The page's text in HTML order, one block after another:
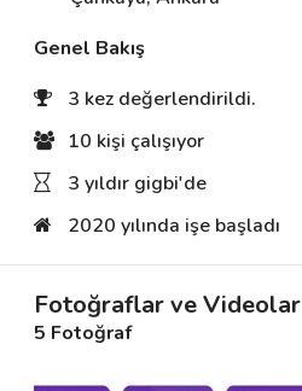
Blog
Genel Bakış
3 kez değerlendirildi.
10 kişi çalışıyor
3 yıldır gigbi'de
2020 yılında işe başladı
Fotoğraflar ve Videolar
5 Fotoğraf